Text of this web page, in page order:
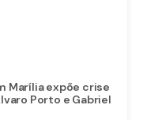
Marília expõe crise
Porto e Gabriel